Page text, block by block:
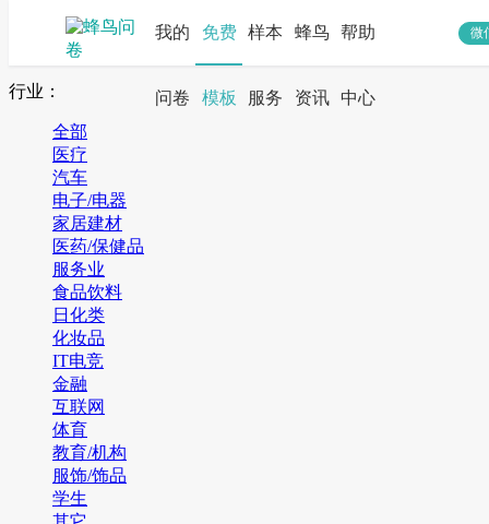
我的
问卷
免费
模板
样本
服务
蜂鸟
资讯
帮助
中心
微
搜索
行业：
全部
医疗
汽车
电子/电器
家居建材
医药/保健品
服务业
食品饮料
日化类
化妆品
IT电竞
金融
互联网
体育
教育/机构
服饰/饰品
学生